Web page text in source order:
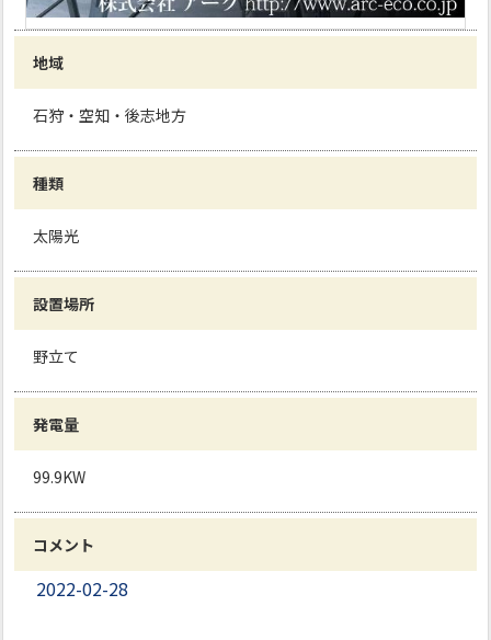
地域
石狩・空知・後志地方
種類
太陽光
設置場所
野立て
発電量
99.9KW
コメント
2022-02-28